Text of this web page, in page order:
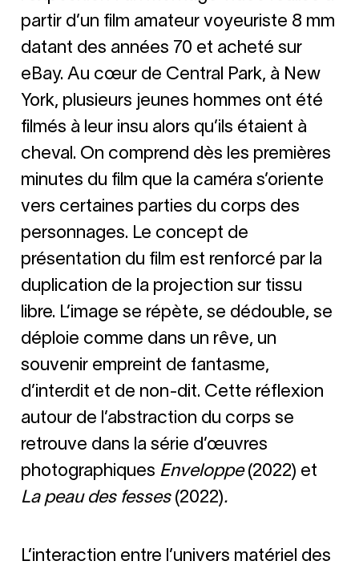
partir d’un film amateur voyeuriste 8 mm
datant des années 70 et acheté sur
eBay. Au cœur de Central Park, à New
York, plusieurs jeunes hommes ont été
filmés à leur insu alors qu’ils étaient à
cheval. On comprend dès les premières
minutes du film que la caméra s’oriente
vers certaines parties du corps des
personnages. Le concept de
présentation du film est renforcé par la
duplication de la projection sur tissu
libre. L’image se répète, se dédouble, se
déploie comme dans un rêve, un
souvenir empreint de fantasme,
d’interdit et de non-dit. Cette réflexion
autour de l’abstraction du corps se
retrouve dans la série d’œuvres
photographiques Enveloppe (2022) et
La peau des fesses (2022).
L’interaction entre l’univers matériel des